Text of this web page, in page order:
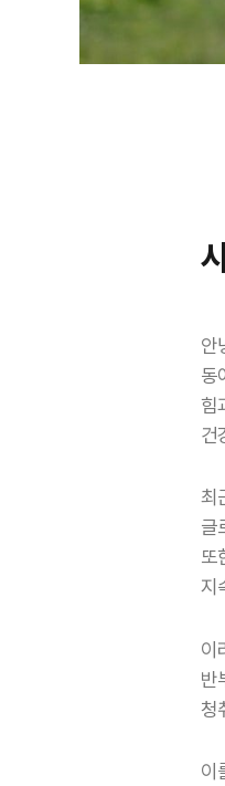
안
동
힘
건
최
글
또
지
이
반
청
이